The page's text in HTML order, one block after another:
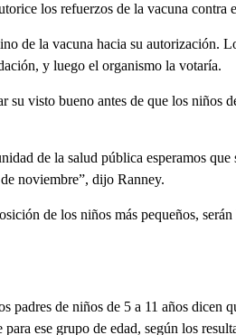
los refuerzos de la vacuna contra
de la vacuna hacia su autorización.
y luego el organismo la votaría.
visto bueno antes de que los niños
de la salud pública esperamos que
noviembre”, dijo Ranney.
de los niños más pequeños,
padres de niños de 5 a 11 años dicen
ese grupo de edad, según los